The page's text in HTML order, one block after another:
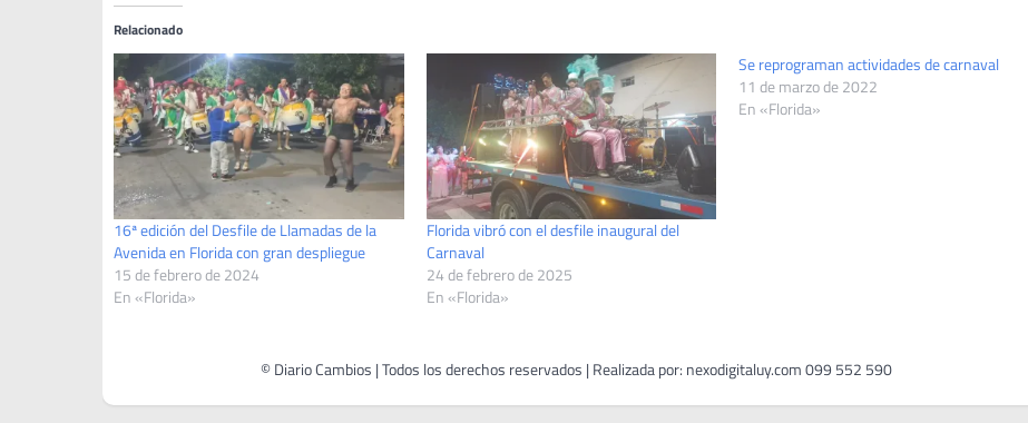
Relacionado
16ª edición del Desfile de Llamadas de la
Avenida en Florida con gran despliegue
15 de febrero de 2024
En «Florida»
Florida vibró con el desfile inaugural del
Carnaval
24 de febrero de 2025
En «Florida»
Se reprograman actividades de carnaval
11 de marzo de 2022
En «Florida»